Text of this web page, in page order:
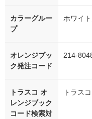
カラーグルー
プ
ホワイ
オレンジブッ
ク発注コード
214-
トラスコ オ
レンジブック
コード検索対
トラス